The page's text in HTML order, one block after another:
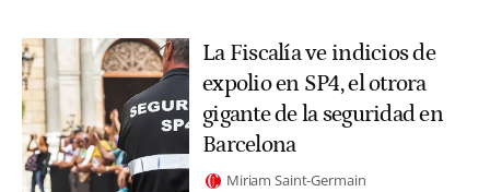
La Fiscalía ve indicios de
expolio en SP4, el otrora
gigante de la seguridad en
Barcelona
Miriam Saint-Germain